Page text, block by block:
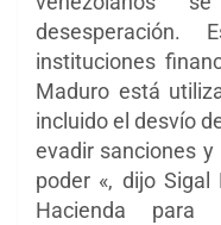
desesperación.
instituciones
Maduro está
incluido el desvío
evadir sanciones
poder «, dijo Sigal
Hacienda para